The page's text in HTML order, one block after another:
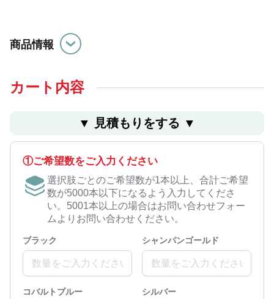
潤滑油が絶妙な回し心地を実現しているのもシャーボＸの
特徴のひとつです。
ご覧ください。
①シャープ部機構を１点お選びください
リフィルをお求めの方はこちら
商品情報
カート内容
▼ ⾒積もりをする ▼
①ご希望数をご入力ください
選択肢ごとのご希望数が1本以上、合計ご希望
数が5000本以下になるよう入力してくださ
い。5001本以上の場合はお問い合わせフォー
ムよりお問い合わせください。
ブラック シャンパンゴールド
コバルトブルー シルバー